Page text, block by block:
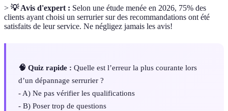
> 💡 Avis d'expert : Selon une étude menée en 2026, 75% des
clients ayant choisi un serrurier sur des recommandations ont été
satisfaits de leur service. Ne négligez jamais les avis!
🧠 Quiz rapide : Quelle est l’erreur la plus courante lors
d’un dépannage serrurier ?
- A) Ne pas vérifier les qualifications
- B) Poser trop de questions